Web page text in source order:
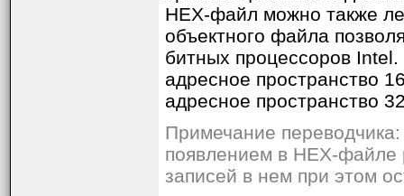
HEX-файл можно также
объектного файла
битных процессоров
адресное пространство
адресное пространство
Примечание
появлением в HEX-
записей в нем при этом